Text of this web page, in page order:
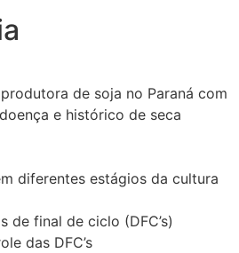
de soja no Paraná com
e histórico de seca
diferentes estágios da cultura
de final de ciclo (DFC’s)
das DFC’s